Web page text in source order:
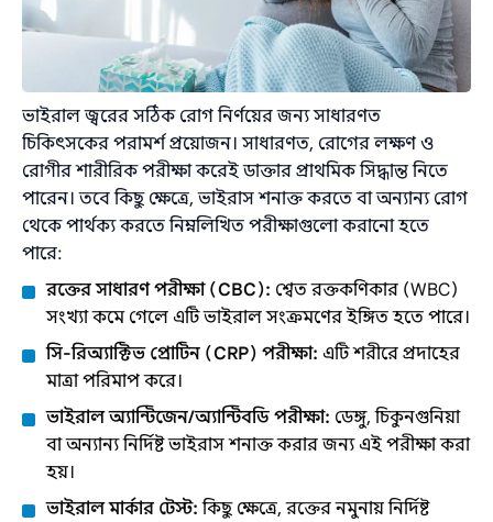
ভাইরাল জ্বরের সঠিক রোগ নির্ণয়ের জন্য সাধারণত
চিকিৎসকের পরামর্শ প্রয়োজন। সাধারণত, রোগের লক্ষণ ও
রোগীর শারীরিক পরীক্ষা করেই ডাক্তার প্রাথমিক সিদ্ধান্ত নিতে
পারেন। তবে কিছু ক্ষেত্রে, ভাইরাস শনাক্ত করতে বা অন্যান্য রোগ
থেকে পার্থক্য করতে নিম্নলিখিত পরীক্ষাগুলো করানো হতে
পারে:
রক্তের সাধারণ পরীক্ষা (CBC): শ্বেত রক্তকণিকার (WBC)
সংখ্যা কমে গেলে এটি ভাইরাল সংক্রমণের ইঙ্গিত হতে পারে।
সি-রিঅ্যাক্টিভ প্রোটিন (CRP) পরীক্ষা: এটি শরীরে প্রদাহের
মাত্রা পরিমাপ করে।
ভাইরাল অ্যান্টিজেন/অ্যান্টিবডি পরীক্ষা: ডেঙ্গু, চিকুনগুনিয়া
বা অন্যান্য নির্দিষ্ট ভাইরাস শনাক্ত করার জন্য এই পরীক্ষা করা
হয়।
ভাইরাল মার্কার টেস্ট: কিছু ক্ষেত্রে, রক্তের নমুনায় নির্দিষ্ট